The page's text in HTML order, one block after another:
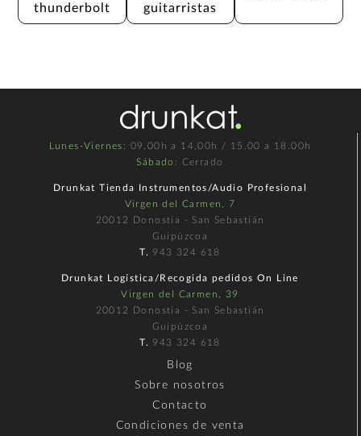
thunderbolt
guitarristas
Lunes-Viernes : 09.00h a 14.00h / 15.00 a 18.00h
Sábado : Cerrado
Drunkat Tienda Instrumentos/Audio Profesional
Virgen del Carmen, 7
20012 Donostia - San Sebastián
Guipúzcoa
T. 943 324 618
Drunkat Logística/Recogida pedidos On Line
Virgen del Carmen, 39
20012 Donostia - San Sebastián
Guipúzcoa
T. 943 324 618
Blog
Sobre nosotros
Contacto
Condiciones de venta